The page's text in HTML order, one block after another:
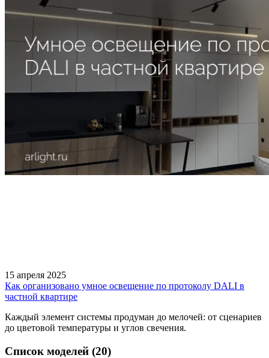
15 апреля 2025
Как организовано умное освещение по протоколу DALI в
частной квартире
Каждый элемент системы продуман до мелочей: от сценариев
до цветовой температуры и углов свечения.
Список моделей (20)